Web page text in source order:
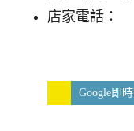
店家電話：
Google即